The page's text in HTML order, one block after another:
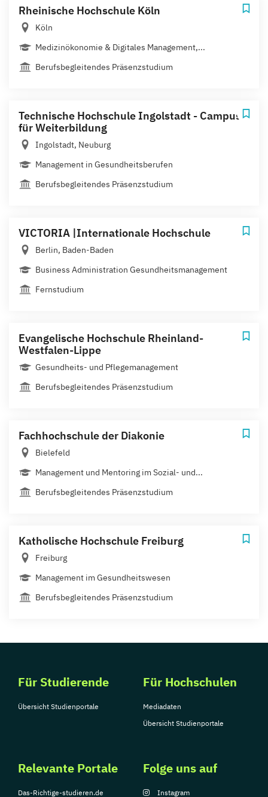
Rheinische Hochschule Köln
Köln
Medizinökonomie & Digitales Management,...
Berufsbegleitendes Präsenzstudium
Technische Hochschule Ingolstadt - Campus
für Weiterbildung
Ingolstadt, Neuburg
Management in Gesundheitsberufen
Berufsbegleitendes Präsenzstudium
VICTORIA |Internationale Hochschule
Berlin, Baden-Baden
Business Administration Gesundheitsmanagement
Fernstudium
Evangelische Hochschule Rheinland-
Westfalen-Lippe
Gesundheits- und Pflegemanagement
Berufsbegleitendes Präsenzstudium
Fachhochschule der Diakonie
Bielefeld
Management und Mentoring im Sozial- und...
Berufsbegleitendes Präsenzstudium
Katholische Hochschule Freiburg
Freiburg
Management im Gesundheitswesen
Berufsbegleitendes Präsenzstudium
Für Studierende
Übersicht Studienportale
Für Hochschulen
Mediadaten
Übersicht Studienportale
Relevante Portale
Das-Richtige-studieren.de
Folge uns auf
Instagram